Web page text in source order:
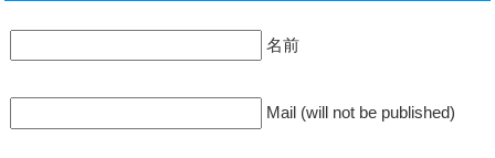
名前
Mail (will not be published)